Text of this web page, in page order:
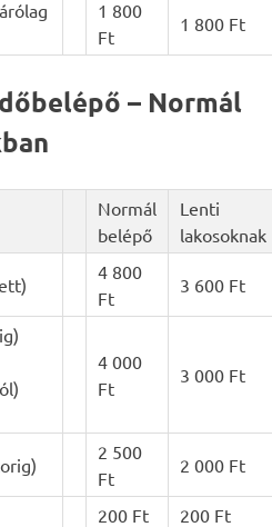
1 800
Ft
1 800 Ft
– Normál
Normál
belépő
Lenti
lakosoknak
4 800
Ft
3 600 Ft
4 000
Ft
3 000 Ft
2 500
Ft
2 000 Ft
200 Ft
200 Ft